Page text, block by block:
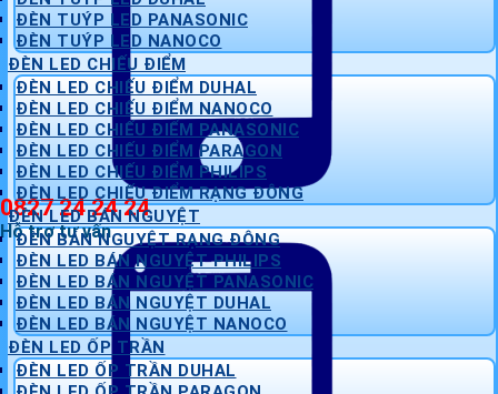
0827 24 24 24
Hỗ trợ tư vấn
ĐÈN TUÝP LED PANASONIC
ĐÈN TUÝP LED NANOCO
ĐÈN LED CHIẾU ĐIỂM
ĐÈN LED CHIẾU ĐIỂM DUHAL
ĐÈN LED CHIẾU ĐIỂM NANOCO
ĐÈN LED CHIẾU ĐIỂM PANASONIC
ĐÈN LED CHIẾU ĐIỂM PARAGON
ĐÈN LED CHIẾU ĐIỂM PHILIPS
ĐÈN LED CHIẾU ĐIỂM RẠNG ĐÔNG
ĐÈN LED BÁN NGUYỆT
ĐÈN BÁN NGUYỆT RẠNG ĐÔNG
ĐÈN LED BÁN NGUYỆT PHILIPS
ĐÈN LED BÁN NGUYỆT PANASONIC
ĐÈN LED BÁN NGUYỆT DUHAL
ĐÈN LED BÁN NGUYỆT NANOCO
ĐÈN LED ỐP TRẦN
ĐÈN LED ỐP TRẦN DUHAL